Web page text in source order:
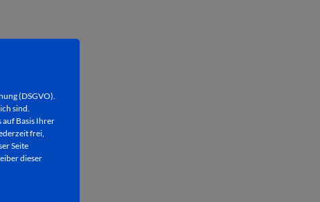
(DSGVO).
sind.
auf Basis Ihrer
frei,
Seite
dieser